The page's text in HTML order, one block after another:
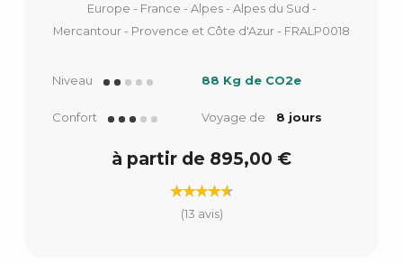
Europe - France - Alpes - Alpes du Sud -
Mercantour - Provence et Côte d'Azur - FRALP0018
Niveau 88 Kg de CO2e
Confort Voyage de 8 jours
à partir de 895,00 €
(13 avis)